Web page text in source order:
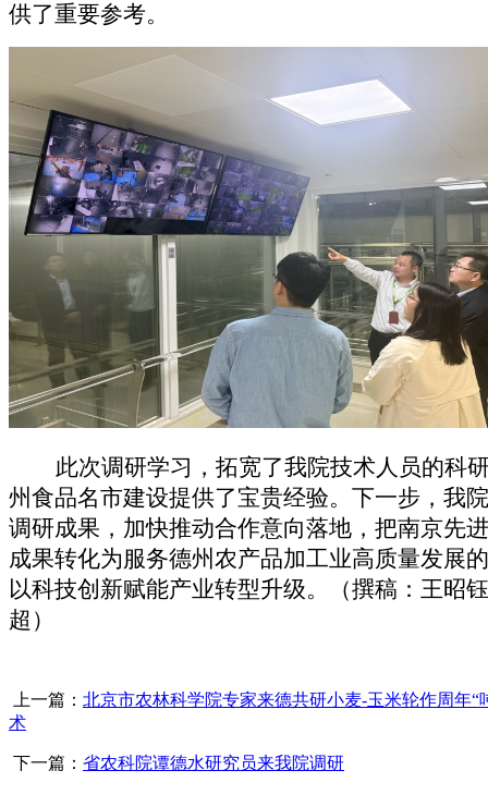
供了重要参考。
此次调研学习，拓宽了我院技术人员的科
州食品名市建设提供了宝贵经验。下一步，我
调研成果，加快推动合作意向落地，把南京先
成果转化为服务德州农产品加工业高质量发展
以科技创新赋能产业转型升级。（撰稿：王昭钰
超）
上一篇： 北京市农林科学院专家来德共研小麦-玉米轮作周年“
术
下一篇： 省农科院谭德水研究员来我院调研